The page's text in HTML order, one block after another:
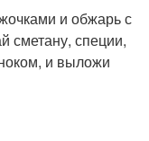
и обжарь с
сметану, специи,
и выложи